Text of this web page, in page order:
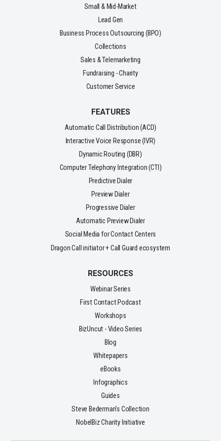
Small & Mid-Market
Lead Gen
Business Process Outsourcing (BPO)
Collections
Sales & Telemarketing
Fundraising - Charity
Customer Service
FEATURES
Automatic Call Distribution (ACD)
Interactive Voice Response (IVR)
Dynamic Routing (DBR)
Computer Telephony Integration (CTI)
Predictive Dialer
Preview Dialer
Progressive Dialer
Automatic Preview Dialer
Social Media for Contact Centers
Dragon Call initiator + Call Guard ecosystem
RESOURCES
Webinar Series
First Contact Podcast
Workshops
BizUncut - Video Series
Blog
Whitepapers
eBooks
Infographics
Guides
Steve Bederman's Collection
NobelBiz Charity Initiative